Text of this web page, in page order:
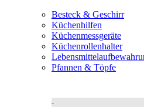
Besteck & Geschirr
Küchenhilfen
Küchenmessgeräte
Küchenrollenhalter
Pfannen & Töpfe